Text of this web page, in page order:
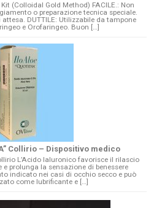
(Colloidal Gold Method) FACILE.: Non
o preparazione tecnica speciale.
DUTTILE: Utilizzabile da tampone
e Orofaringeo. Buon […]
Collirio – Dispositivo medico
L’Acido Ialuronico favorisce il rilascio
prolunga la sensazione di benessere
indicato nei casi di occhio secco e può
come lubrificante e […]